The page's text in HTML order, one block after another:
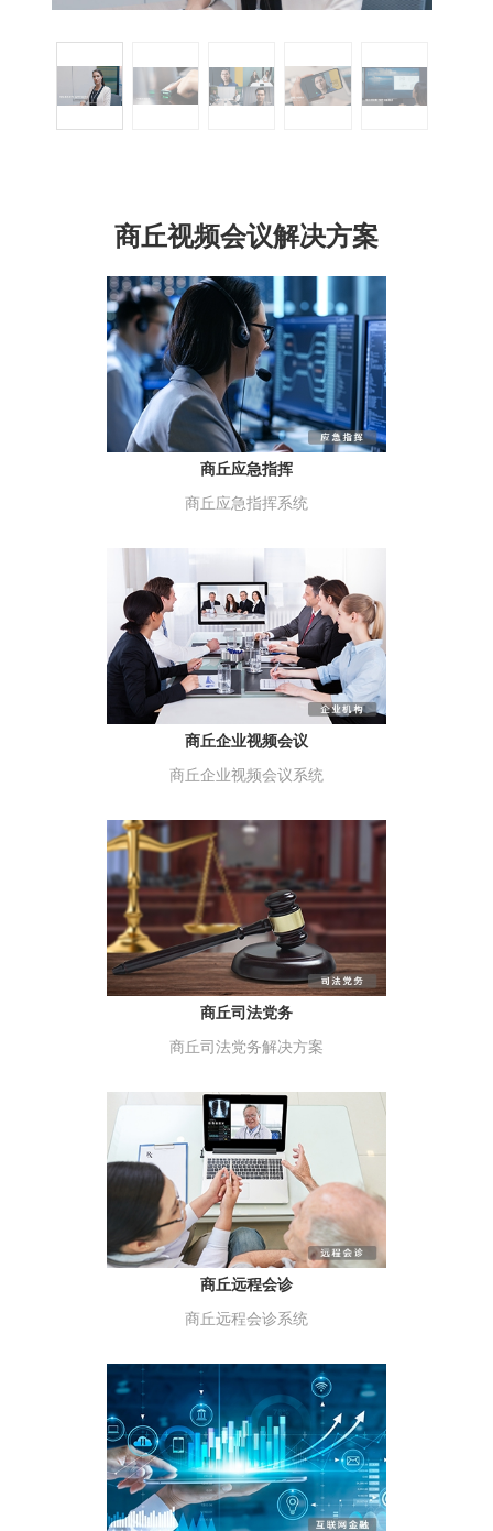
商丘视频会议解决方案
商丘应急指挥
商丘应急指挥系统
商丘企业视频会议
商丘企业视频会议系统
商丘司法党务
商丘司法党务解决方案
商丘远程会诊
商丘远程会诊系统